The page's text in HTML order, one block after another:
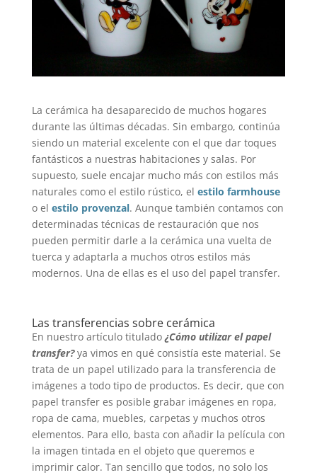
La cerámica ha desaparecido de muchos hogares
durante las últimas décadas. Sin embargo, continúa
siendo un material excelente con el que dar toques
fantásticos a nuestras habitaciones y salas. Por
supuesto, suele encajar mucho más con estilos más
naturales como el estilo rústico, el estilo farmhouse
o el estilo provenzal. Aunque también contamos con
determinadas técnicas de restauración que nos
pueden permitir darle a la cerámica una vuelta de
tuerca y adaptarla a muchos otros estilos más
modernos. Una de ellas es el uso del papel transfer.
Las transferencias sobre cerámica
En nuestro artículo titulado¿Cómo utilizar el papel
transfer?ya vimos en qué consistía este material. Se
trata de un papel utilizado para la transferencia de
imágenes a todo tipo de productos. Es decir, que con
papel transfer es posible grabar imágenes en ropa,
ropa de cama, muebles, carpetas y muchos otros
elementos. Para ello, basta con añadir la película con
la imagen tintada en el objeto que queremos e
imprimir calor. Tan sencillo que todos, no solo los